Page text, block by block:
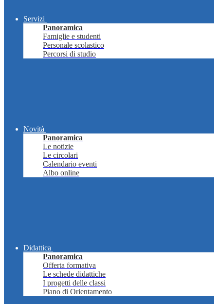
Servizi
Panoramica
Famiglie e studenti
Personale scolastico
Percorsi di studio
Novità
Panoramica
Le notizie
Le circolari
Calendario eventi
Albo online
Didattica
Panoramica
Offerta formativa
Le schede didattiche
I progetti delle classi
Piano di Orientamento